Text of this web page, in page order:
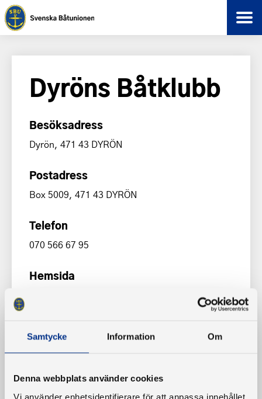
Samtycke Information Om
Denna webbplats använder cookies
Vi använder enhetsidentifierare för att anpassa innehållet
Dyröns Båtklubb
Besöksadress
Dyrön, 471 43 DYRÖN
Postadress
Box 5009, 471 43 DYRÖN
Telefon
070 566 67 95
Hemsida